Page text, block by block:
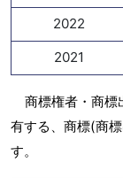
2022
2021
商標権者・商標
有する、商標(商
す。